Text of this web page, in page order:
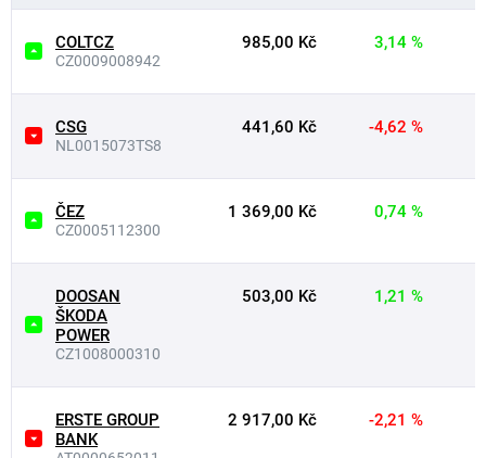
COLTCZ
CZ0009008942
985,00 Kč 3,14 %
CSG
NL0015073TS8
441,60 Kč -4,62 %
ČEZ
CZ0005112300
1 369,00 Kč 0,74 %
DOOSAN
ŠKODA
POWER
CZ1008000310
503,00 Kč 1,21 %
ERSTE GROUP
BANK
2 917,00 Kč -2,21 %